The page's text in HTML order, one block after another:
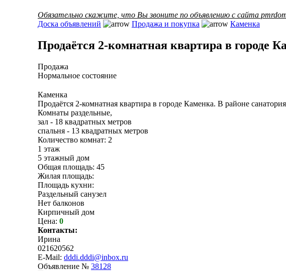
Обязательно скажите, что Вы звоните по объявлению с сайта
Доска объявлений
Продажа и покупка Каменка
Продаётся 2-комнатная квартира в городе
Продажа
Нормальное состояние
Каменка
Продаётся 2-комнатная квартира в городе Каменка. В районе
Комнаты раздельные,
зал - 18 квадратных метров
спальня - 13 квадратных метров
Количество комнат: 2
1 этаж
5 этажный дом
Общая площадь: 45
Жилая площадь:
Площадь кухни:
Раздельный санузел
Нет балконов
Кирпичный дом
Цена: 0
Контакты:
Ирина
021620562
E-Mail: dddi.dddi@inbox.ru
Объявление № 38128